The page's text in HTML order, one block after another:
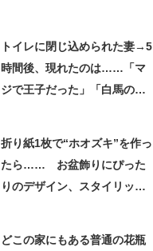
トイレに閉じ込められた妻→5
時間後、現れたのは……「マ
ジで王子だった」「白馬の王
折り紙1枚で“ホオズキ”を作っ
たら…… お盆飾りにぴった
りのデザイン、スタイリッシ
どこの家にもある普通の花瓶